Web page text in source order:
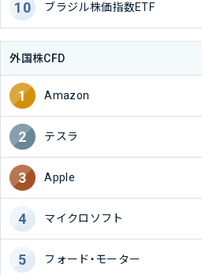
ブラジル株価指数ETF
外国株CFD
Amazon
テスラ
Apple
マイクロソフト
フォード・モーター